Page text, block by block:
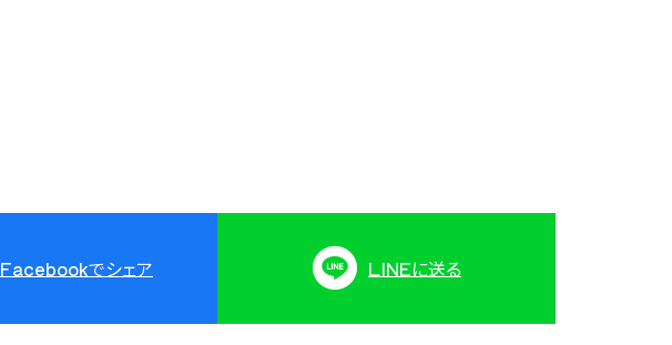
Facebookでシェア LINEに送る